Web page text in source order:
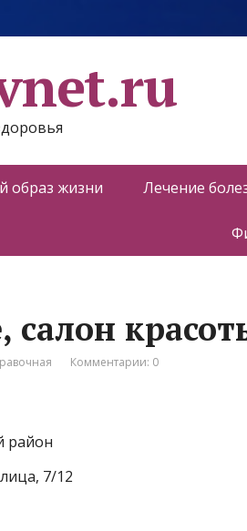
образ жизни Лечение
салон
Комментарии: 0
район
7/12